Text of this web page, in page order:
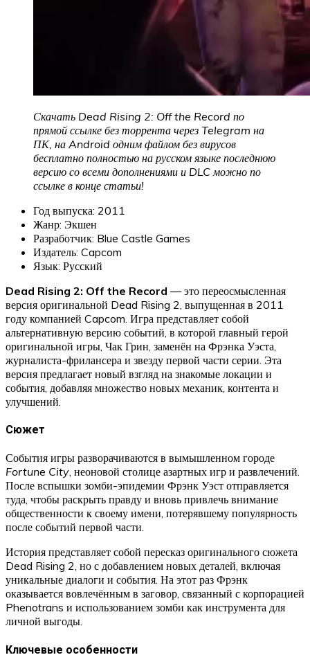
Скачать Dead Rising 2: Off the Record по
прямой ссылке без торрента через Telegram на
ПК, на Android одним файлом без вирусов
бесплатно полностью на русском языке последнюю
версию со всеми дополнениями и DLC можно по
ссылке в конце статьи!
Год выпуска: 2011
Жанр: Экшен
Разработчик: Blue Castle Games
Издатель: Capcom
Язык: Русский
Dead Rising 2: Off the Record — это переосмысленная
версия оригинальной Dead Rising 2, выпущенная в 2011
году компанией Capcom. Игра представляет собой
альтернативную версию событий, в которой главный герой
оригинальной игры, Чак Грин, заменён на Фрэнка Уэста,
журналиста-фрилансера и звезду первой части серии. Эта
версия предлагает новый взгляд на знакомые локации и
события, добавляя множество новых механик, контента и
улучшений.
Сюжет
События игры разворачиваются в вымышленном городе
Fortune City, неоновой столице азартных игр и развлечений.
После вспышки зомби-эпидемии Фрэнк Уэст отправляется
туда, чтобы раскрыть правду и вновь привлечь внимание
общественности к своему имени, потерявшему популярность
после событий первой части.
История представляет собой пересказ оригинального сюжета
Dead Rising 2, но с добавлением новых деталей, включая
уникальные диалоги и события. На этот раз Фрэнк
оказывается вовлечённым в заговор, связанный с корпорацией
Phenotrans и использованием зомби как инструмента для
личной выгоды.
Ключевые особенности